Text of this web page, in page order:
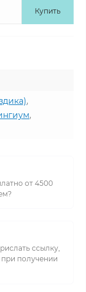
Купить
,
,
от 4500
ссылку,
получении